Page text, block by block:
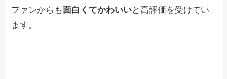
ファンからも面白くてかわいいと高評価を受けてい
ます。